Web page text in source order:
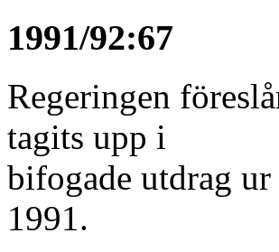
1991/92:67
Regeringen
tagits upp i
bifogade utdrag
1991.